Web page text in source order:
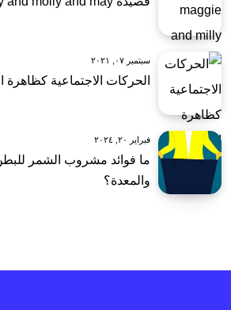
سبتمبر ٠٧, ٢٠٢١
الحركات الاجتماعية كظاهرة
فبراير ٢٠, ٢٠٢٤
ما فوائد مشروب الشمر
والمعدة؟